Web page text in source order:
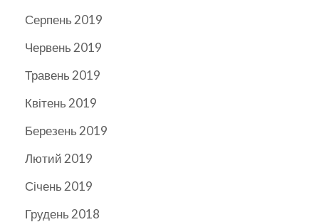
Серпень 2019
Червень 2019
Травень 2019
Квітень 2019
Березень 2019
Лютий 2019
Січень 2019
Грудень 2018